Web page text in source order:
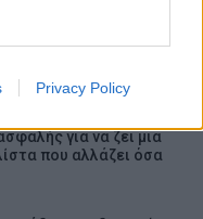
Privacy Policy
για να ζει μια
που αλλάζει όσα